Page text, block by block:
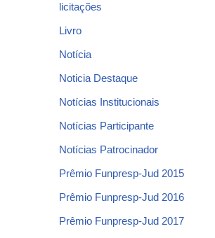
licitações
Livro
Notícia
Noticia Destaque
Notícias Institucionais
Notícias Participante
Notícias Patrocinador
Prêmio Funpresp-Jud 2015
Prêmio Funpresp-Jud 2016
Prêmio Funpresp-Jud 2017